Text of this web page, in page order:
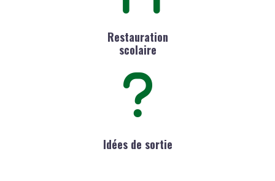
Restauration
scolaire
Idées de sortie